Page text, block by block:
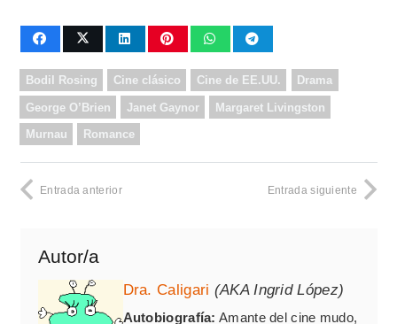
Bodil Rosing Cine clásico Cine de EE.UU. Drama
George O’Brien Janet Gaynor Margaret Livingston
Murnau Romance
Entrada anterior Entrada siguiente
Autor/a
Dra. Caligari (AKA Ingrid López)
Autobiografía: Amante del cine mudo,